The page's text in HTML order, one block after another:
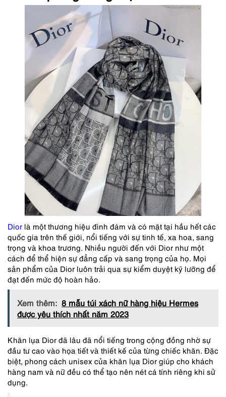
Dior là một thương hiệu đình đám và có mặt tại hầu hết các
quốc gia trên thế giới, nổi tiếng với sự tinh tế, xa hoa, sang
trọng và khoa trương. Nhiều người đến với Dior như một
cách để thể hiện sự đẳng cấp và sang trọng của họ. Mọi
sản phẩm của Dior luôn trải qua sự kiểm duyệt kỹ lưỡng để
đạt đến mức độ hoàn hảo.
Xem thêm: 8 mẫu túi xách nữ hàng hiệu Hermes
được yêu thích nhất năm 2023
Khăn lụa Dior đã lâu đã nổi tiếng trong cộng đồng nhờ sự
đầu tư cao vào họa tiết và thiết kế của từng chiếc khăn. Đặc
biệt, phong cách unisex của khăn lụa Dior giúp cho khách
hàng nam và nữ đều có thể tạo nên nét cá tính riêng khi sử
dụng.